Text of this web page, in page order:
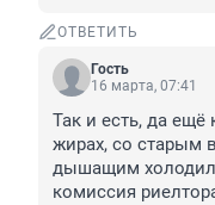
ОТВЕТИТЬ
Гость
16 марта, 07:41
Так и есть, да ещё
жирах, со старым
дышащим
комиссия